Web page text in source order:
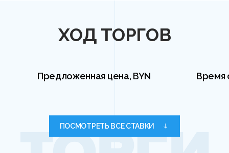
ХОД ТОРГОВ
Предложенная цена, BYN Время
ПОСМОТРЕТЬ ВСЕ СТАВКИ